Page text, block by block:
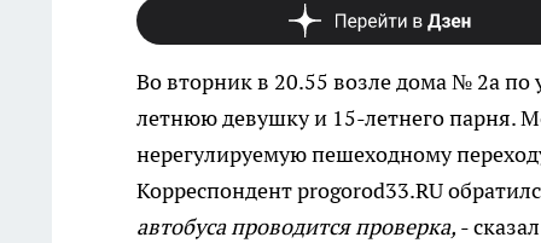
Во вторник в 20.55 возле дома № 2а по
летнюю девушку и 15-летнего парня.
нерегулируемую пешеходному
Корреспондент progorod33.RU
автобуса проводится проверка, -